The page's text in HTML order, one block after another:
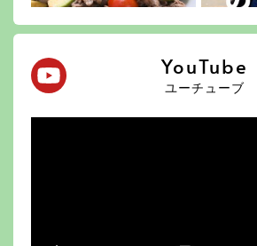
YouTube
ユーチューブ